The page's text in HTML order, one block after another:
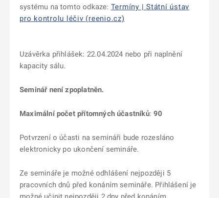
systému na tomto odkaze: Termíny | Státní ústav
pro kontrolu léčiv (reenio.cz)
Uzávěrka přihlášek: 22.04.2024 nebo při naplnění
kapacity sálu.
Seminář není zpoplatněn.
Maximální počet přítomných účastníků:90
Potvrzení o účasti na semináři bude rozesláno
elektronicky po ukončení semináře.
Ze semináře je možné odhlášení nejpozději 5
pracovních dnů před konáním semináře. Přihlášení je